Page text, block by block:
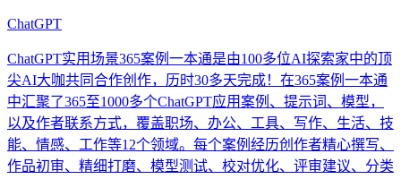
ChatGPT
ChatGPT实用场景365案例一本通是由100多位AI探索家中的顶
尖AI大咖共同合作创作，历时30多天完成！在365案例一本通
中汇聚了365至1000多个ChatGPT应用案例、提示词、模型，
以及作者联系方式，覆盖职场、办公、工具、写作、生活、技
能、情感、工作等12个领域。每个案例经历创作者精心撰写、
作品初审、精细打磨、模型测试、校对优化、评审建议、分类